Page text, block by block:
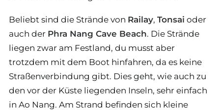
Beliebt sind die Strände von Railay, Tonsai oder
auch der Phra Nang Cave Beach. Die Strände
liegen zwar am Festland, du musst aber
trotzdem mit dem Boot hinfahren, da es keine
Straßenverbindung gibt. Dies geht, wie auch zu
den vor der Küste liegenden Inseln, sehr einfach
in Ao Nang. Am Strand befinden sich kleine